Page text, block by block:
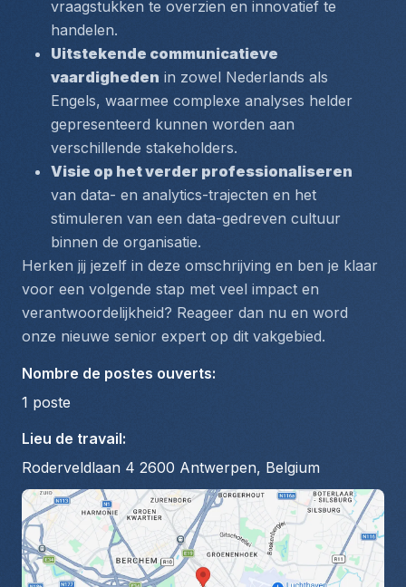
vraagstukken te overzien en innovatief te
handelen.
Uitstekende communicatieve
vaardigheden in zowel Nederlands als
Engels, waarmee complexe analyses helder
gepresenteerd kunnen worden aan
verschillende stakeholders.
Visie op het verder professionaliseren
van data- en analytics-trajecten en het
stimuleren van een data-gedreven cultuur
binnen de organisatie.
Herken jij jezelf in deze omschrijving en ben je klaar
voor een volgende stap met veel impact en
verantwoordelijkheid? Reageer dan nu en word
onze nieuwe senior expert op dit vakgebied.
Nombre de postes ouverts:
1 poste
Lieu de travail:
Roderveldlaan 4 2600 Antwerpen, Belgium